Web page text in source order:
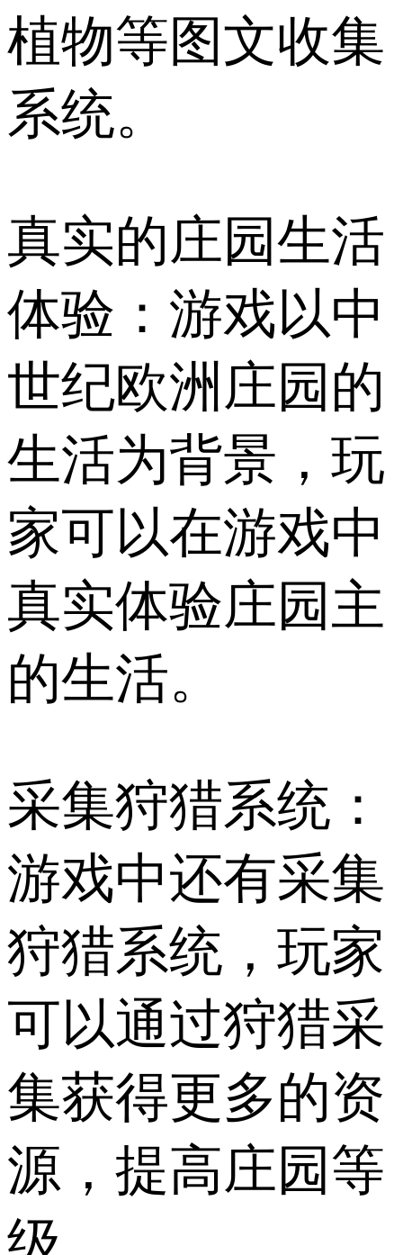
植物等图文收集
系统。
真实的庄园生活
体验：游戏以中
世纪欧洲庄园的
生活为背景，玩
家可以在游戏中
真实体验庄园主
的生活。
采集狩猎系统：
游戏中还有采集
狩猎系统，玩家
可以通过狩猎采
集获得更多的资
源，提高庄园等
级。